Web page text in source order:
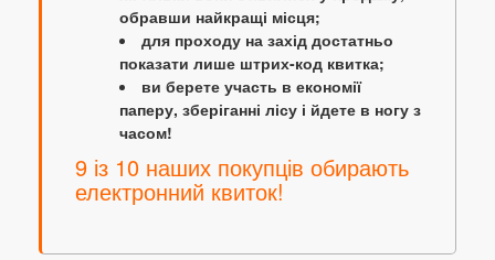
обравши найкращі місця;
для проходу на захід достатньо
показати лише штрих-код квитка;
ви берете участь в економії
паперу, зберіганні лісу і йдете в ногу з
часом!
9 із 10 наших покупців обирають
електронний квиток!